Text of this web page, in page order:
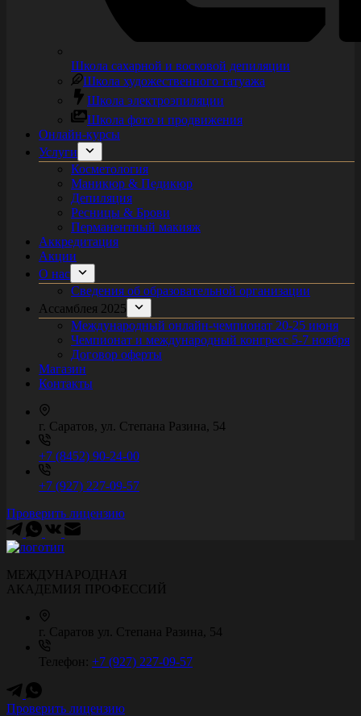
Школа сахарной и восковой депиляции
Школа художественного татуажа
Школа электроэпиляции
Школа фото и продвижения
Онлайн-курсы
Услуги
Косметология
Маникюр & Педикюр
Депиляция
Ресницы & Брови
Перманентный макияж
Аккредитация
Акции
О нас
Сведения об образовательной организации
Ассамблея 2025
Международный онлайн-чемпионат 20-25 июня
Чемпионат и международный конгресс 5-7 ноября
Договор оферты
Магазин
Контакты
г. Саратов, ул. Степана Разина, 54
+7 (8452) 90-24-00
+7 (927) 227-09-57
Проверить лицензию
МЕЖДУНАРОДНАЯ
АКАДЕМИЯ ПРОФЕССИЙ
г. Саратов ул. Степана Разина, 54
Телефон: +7 (927) 227-09-57
Проверить лицензию